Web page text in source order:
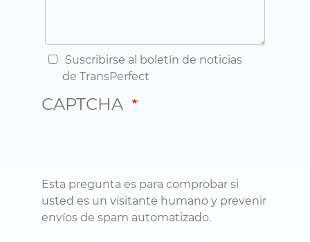
Suscribirse al boletín de noticias
de TransPerfect
CAPTCHA
Esta pregunta es para comprobar si
usted es un visitante humano y prevenir
envíos de spam automatizado.